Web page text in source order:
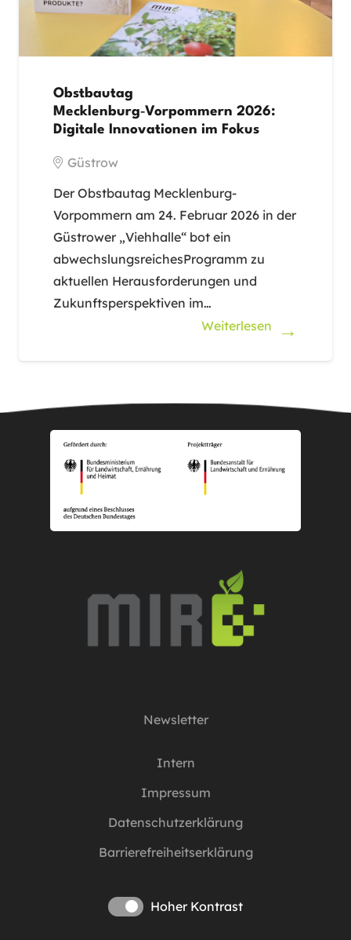
Obstbautag
Mecklenburg‑Vorpommern 2026:
Digitale Innovationen im Fokus
Güstrow
Der Obstbautag Mecklenburg-
Vorpommern am 24. Februar 2026 in der
Güstrower „Viehhalle“ bot ein
abwechslungsreichesProgramm zu
aktuellen Herausforderungen und
Zukunftsperspektiven im…
Weiterlesen
Newsletter
Intern
Impressum
Datenschutzerklärung
Barrierefreiheitserklärung
Hoher Kontrast